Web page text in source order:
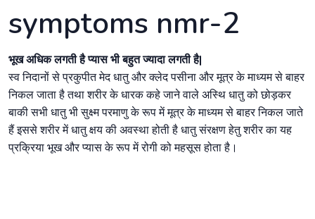
symptoms nmr-2
भूख अधिक लगती है प्यास भी बहुत ज्यादा लगती है|
स्व निदानों से प्रकुपीत मेद धातु और क्लेद पसीना और मूत्र के माध्यम से बाहर
निकल जाता है तथा शरीर के धारक कहे जाने वाले अस्थि धातु को छोड़कर
बाकी सभी धातु भी सुक्ष्म परमाणु के रूप में मूत्र के माध्यम से बाहर निकल जाते
हैं इससे शरीर में धातु क्षय की अवस्था होती है धातु संरक्षण हेतु शरीर का यह
प्रक्रिया भूख और प्यास के रूप में रोगी को महसूस होता है।